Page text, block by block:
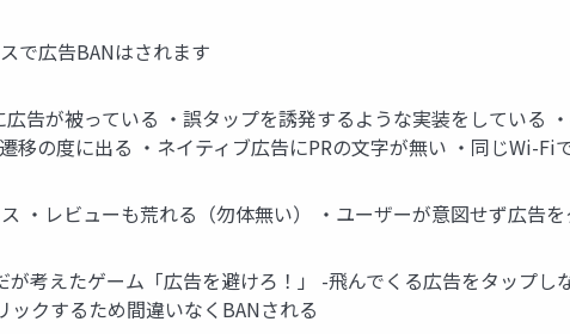
で広告BANはされます
告が被っている ・誤タップを誘発するような実装をしている
移の度に出る ・ネイティブ広告にPRの文字が無い ・同じWi-Fi
・レビューも荒れる（勿体無い） ・ユーザーが意図せず広告
考えたゲーム「広告を避けろ！」 -飛んでくる広告をタップし
クするため間違いなくBANされる